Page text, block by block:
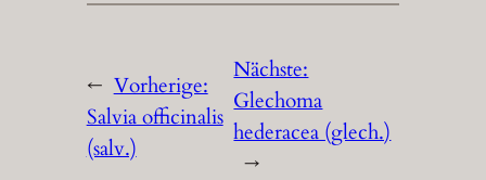
← Vorherige:
Salvia officinalis
(salv.)
Nächste:
Glechoma
hederacea (glech.)
→